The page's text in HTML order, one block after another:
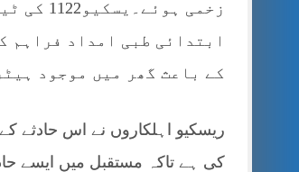
زخمی
ابتدائی طبی امداد فراہم
کے باعث گھر میں موجود
ریسکیو اہلکاروں نے اس حادثے
کی ہے تاکہ مستقبل میں ایسے